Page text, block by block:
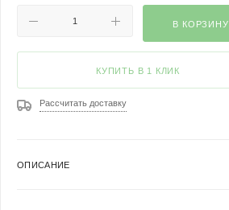
В КОРЗИНУ
КУПИТЬ В 1 КЛИК
Рассчитать доставку
ОПИСАНИЕ